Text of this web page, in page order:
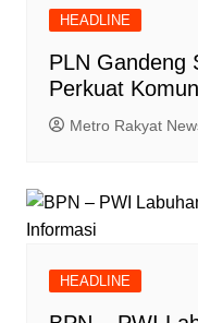
HEADLINE
PLN Gandeng
Perkuat
Metro Rakyat
HEADLINE